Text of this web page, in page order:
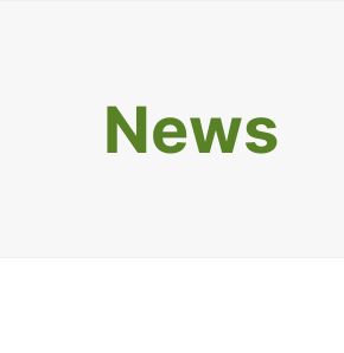
News
Shishido CV Miura CV